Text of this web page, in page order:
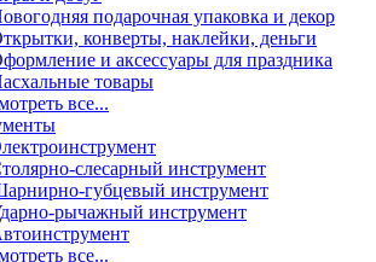
подарочная упаковка и декор
конверты, наклейки, деньги
и аксессуары для праздника
товары
все...
слесарный инструмент
губцевый инструмент
рычажный инструмент
все...